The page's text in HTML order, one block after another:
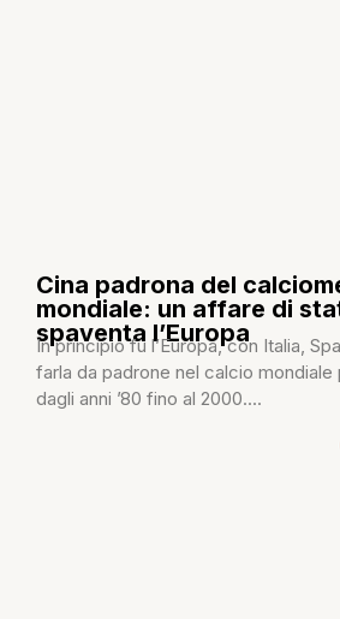
Cina padrona del
mondiale: un affare di
spaventa l’Europa
In principio fu l’Europa, con Italia,
farla da padrone nel calcio mondiale
dagli anni ’80 fino al 2000....